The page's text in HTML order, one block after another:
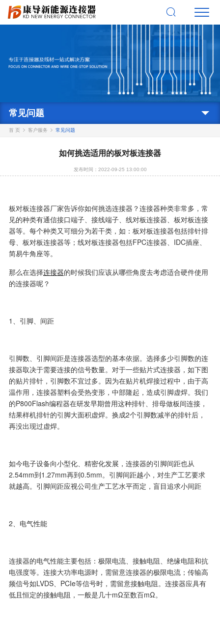
常见问题
首 页 客户服务 常见问题
如何挑选适用的板对板连接器
发布时间：2022-09-25 13:00:00
板对板连接器厂家告诉你如何挑选连接器？连接器种类非常多，常
见的种类有通信接口端子、接线端子、线对板连接器、板对板连接
器等。每个种类又可细分为若干类，如：板对板连接器包括排针排
母、板对板连接器等；线对板连接器包括FPC连接器、IDC插座、
简易牛角座等。
那么在选择连接器的时候我们应该从哪些角度去考虑适合硬件使用
的连接器呢？
1、引脚、间距
引脚数、引脚间距是连接器选型的基本依据。选择多少引脚数的连
接器取决于需要连接的信号数量。对于一些贴片式连接器，如下图
的贴片排针，引脚数不宜过多。因为在贴片机焊接过程中，由于高
温作用，连接器塑料会受热变形，中部隆起，造成引脚虚焊。我们
的P800Flash编程器在研发早期曾用这种排针、排母做板间连接，
结果样机排针的引脚大面积虚焊。换成2个引脚数减半的排针后，
再没出现过虚焊。
如今电子设备向小型化、精密化发展，连接器的引脚间距也从
2.54mm到1.27mm再到0.5mm。引脚间距越小，对生产工艺要求
就越高。引脚间距应视公司生产工艺水平而定，盲目追求小间距
2、电气性能
连接器的电气性能主要包括：极限电流、接触电阻、绝缘电阻和抗
电强度等。连接大功率电源时，需留意连接器的极限电流；传输高
频信号如LVDS、PCIe等信号时，需留意接触电阻。连接器应具有
低且恒定的接触电阻，一般是几十mΩ至数百mΩ。